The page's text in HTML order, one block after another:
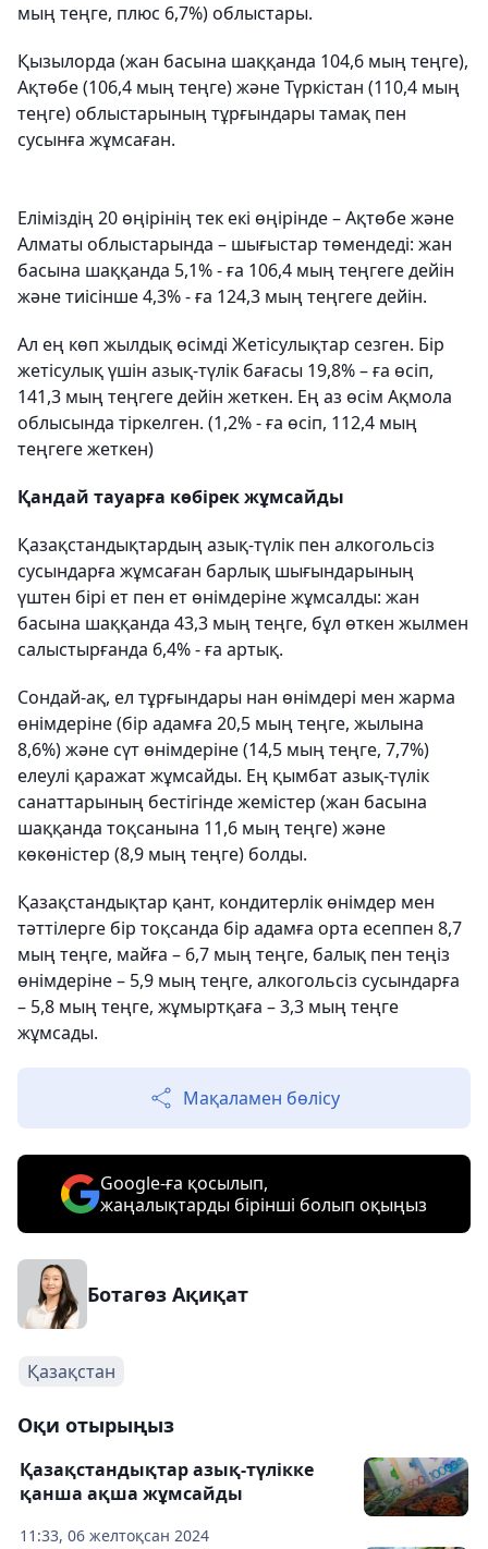
мың теңге, плюс 6,7%) облыстары.
Қызылорда (жан басына шаққанда 104,6 мың теңге),
Ақтөбе (106,4 мың теңге) және Түркістан (110,4 мың
теңге) облыстарының тұрғындары тамақ пен
сусынға жұмсаған.
Еліміздің 20 өңірінің тек екі өңірінде – Ақтөбе және
Алматы облыстарында – шығыстар төмендеді: жан
басына шаққанда 5,1% - ға 106,4 мың теңгеге дейін
және тиісінше 4,3% - ға 124,3 мың теңгеге дейін.
Ал ең көп жылдық өсімді Жетісулықтар сезген. Бір
жетісулық үшін азық-түлік бағасы 19,8% – ға өсіп,
141,3 мың теңгеге дейін жеткен. Ең аз өсім Ақмола
облысында тіркелген. (1,2% - ға өсіп, 112,4 мың
теңгеге жеткен)
Қандай тауарға көбірек жұмсайды
Қазақстандықтардың азық-түлік пен алкогольсіз
сусындарға жұмсаған барлық шығындарының
үштен бірі ет пен ет өнімдеріне жұмсалды: жан
басына шаққанда 43,3 мың теңге, бұл өткен жылмен
салыстырғанда 6,4% - ға артық.
Сондай-ақ, ел тұрғындары нан өнімдері мен жарма
өнімдеріне (бір адамға 20,5 мың теңге, жылына
8,6%) және сүт өнімдеріне (14,5 мың теңге, 7,7%)
елеулі қаражат жұмсайды. Ең қымбат азық-түлік
санаттарының бестігінде жемістер (жан басына
шаққанда тоқсанына 11,6 мың теңге) және
көкөністер (8,9 мың теңге) болды.
Қазақстандықтар қант, кондитерлік өнімдер мен
тәттілерге бір тоқсанда бір адамға орта есеппен 8,7
мың теңге, майға – 6,7 мың теңге, балық пен теңіз
өнімдеріне – 5,9 мың теңге, алкогольсіз сусындарға
– 5,8 мың теңге, жұмыртқаға – 3,3 мың теңге
жұмсады.
Мақаламен бөлісу
Google-ға қосылып,
жаңалықтарды бірінші болып оқыңыз
Ботагөз Ақиқат
Қазақстан
Оқи отырыңыз
11:33, 06 желтоқсан 2024
Қазақстандықтар азық-түлікке
қанша ақша жұмсайды